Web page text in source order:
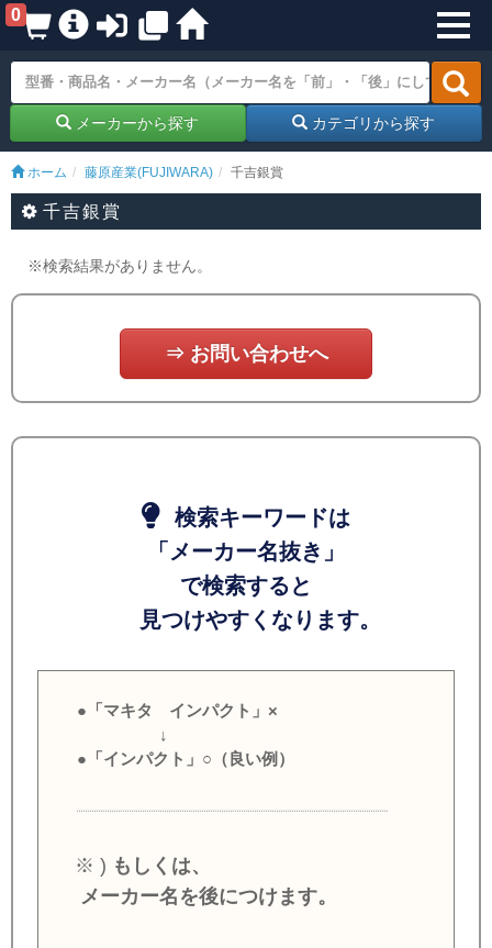
0
メーカーから探す カテゴリから探す
ホーム 藤原産業(FUJIWARA) 千吉銀賞
千吉銀賞
※検索結果がありません。
⇒ お問い合わせへ
検索キーワードは
「メーカー名抜き」
で検索すると
見つけやすくなります。
●「マキタ インパクト」×
↓
●「インパクト」○（良い例）
※ ) もしくは、
メーカー名を後につけます。